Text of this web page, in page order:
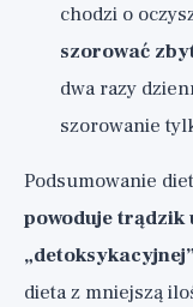
chodzi o
szorować
dwa razy
szorowanie
Podsumowanie
powoduje trądzik
dieta z mniejszą